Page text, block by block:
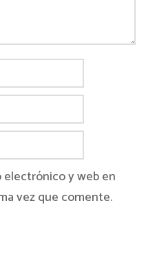
electrónico y web en
vez que comente.